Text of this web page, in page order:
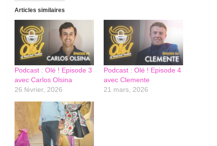
Articles similaires
Podcast : Olé ! Episode 3
avec Carlos Olsina
26 février, 2026
Podcast : Olé ! Episode 4
avec Clemente
21 mars, 2026